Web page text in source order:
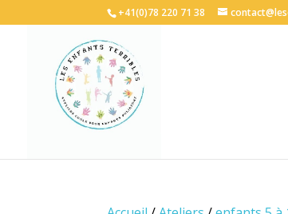
+41(0)78 220 71 38